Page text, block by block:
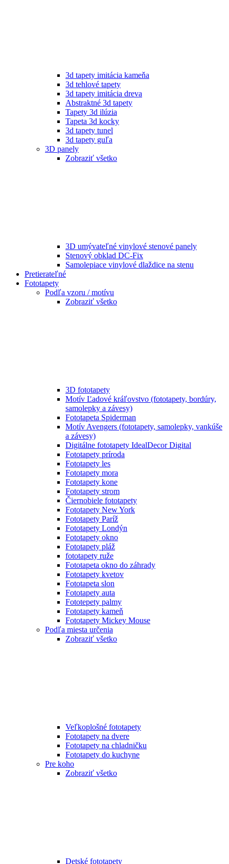
3d tapety imitácia kameňa
3d tehlové tapety
3d tapety imitácia dreva
Abstraktné 3d tapety
Tapety 3d ilúzia
Tapeta 3d kocky
3d tapety tunel
3d tapety guľa
3D panely
Zobraziť všetko
3D umývateľné vinylové stenové panely
Stenový obklad DC-Fix
Samolepiace vinylové dlaždice na stenu
Pretierateľné
Fototapety
Podľa vzoru / motívu
Zobraziť všetko
3D fototapety
Motív Ľadové kráľovstvo (fototapety, bordúry,
samolepky a závesy)
Fototapeta Spiderman
Motív Avengers (fototapety, samolepky, vankúše
a závesy)
Digitálne fototapety IdealDecor Digital
Fototapety príroda
Fototapety les
Fototapety mora
Fototapety kone
Fototapety strom
Čiernobiele fototapety
Fototapety New York
Fototapety Paríž
Fototapety Londýn
Fototapety okno
Fototapety pláž
fototapety ruže
Fototapeta okno do záhrady
Fototapety kvetov
Fototapeta slon
Fototapety auta
Fototepety palmy
Fototapety kameň
Fototapety Mickey Mouse
Podľa miesta určenia
Zobraziť všetko
Veľkoplošné fototapety
Fototapety na dvere
Fototapety na chladničku
Fototapety do kuchyne
Pre koho
Zobraziť všetko
Detské fototapety